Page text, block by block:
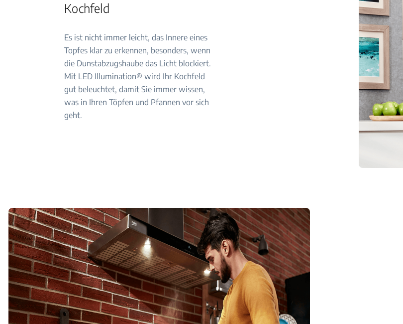
Kochfeld
Es ist nicht immer leicht, das Innere eines
Topfes klar zu erkennen, besonders, wenn
die Dunstabzugshaube das Licht blockiert.
Mit LED Illumination® wird Ihr Kochfeld
gut beleuchtet, damit Sie immer wissen,
was in Ihren Töpfen und Pfannen vor sich
geht.